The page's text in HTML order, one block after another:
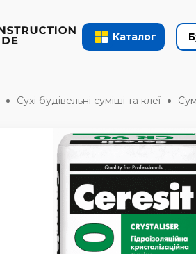
Каталог
Сухі будівельні суміші та клеї